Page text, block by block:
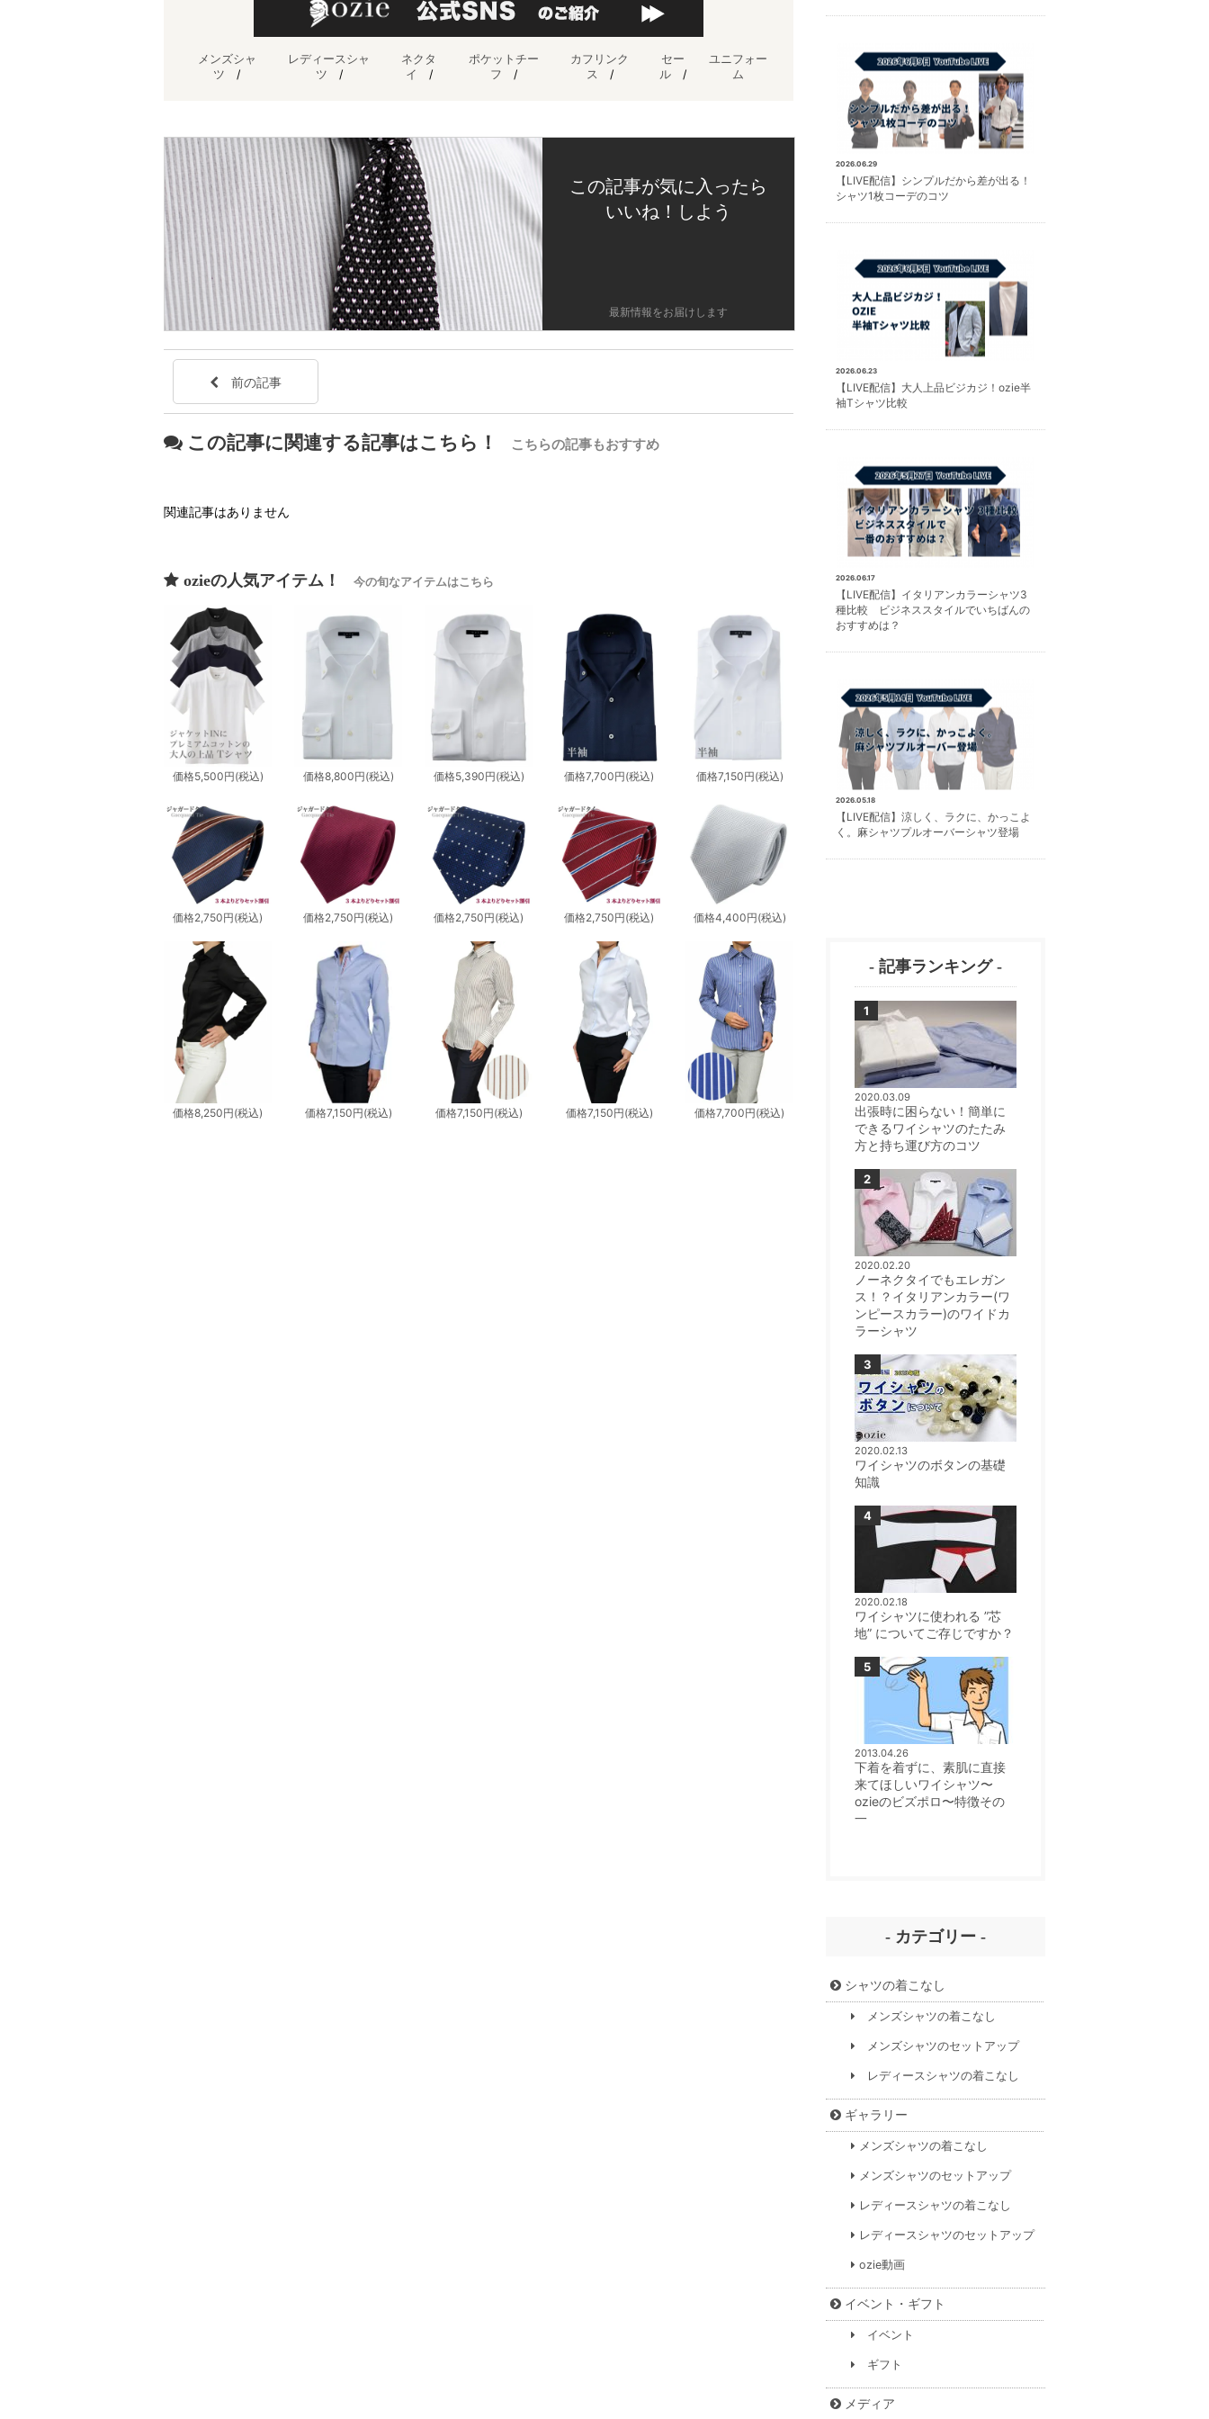
メンズシャ
ツ /
レディースシャ
ツ /
ネクタ
イ
/
ポケットチー
フ /
カフリンク
ス /
セー
ル/
ユニフォー
ム
この記事が気に入ったら
いいね！しよう
最新情報をお届けします
前の記事
この記事に関連する記事はこちら！ こちらの記事もおすすめ
関連記事はありません
ozieの人気アイテム！ 今の旬なアイテムはこちら
価格5,500円(税込) 価格8,800円(税込) 価格5,390円(税込) 価格7,700円(税込) 価格7,150円(税込)
価格2,750円(税込) 価格2,750円(税込) 価格2,750円(税込) 価格2,750円(税込) 価格4,400円(税込)
価格8,250円(税込) 価格7,150円(税込) 価格7,150円(税込) 価格7,150円(税込) 価格7,700円(税込)
2026.06.29
【LIVE配信】シンプルだから差が出る！
シャツ1枚コーデのコツ
2026.06.23
【LIVE配信】大人上品ビジカジ！ozie半
袖Tシャツ比較
2026.06.17
【LIVE配信】イタリアンカラーシャツ3
種比較 ビジネススタイルでいちばんの
おすすめは？
2026.05.18
【LIVE配信】涼しく、ラクに、かっこよ
く。麻シャツプルオーバーシャツ登場
- 記事ランキング -
2020.03.09
出張時に困らない！簡単に
できるワイシャツのたたみ
方と持ち運び方のコツ
2020.02.20
ノーネクタイでもエレガン
ス！？イタリアンカラー(ワ
ンピースカラー)のワイドカ
ラーシャツ
2020.02.13
ワイシャツのボタンの基礎
知識
2020.02.18
ワイシャツに使われる ”芯
地” についてご存じですか？
2013.04.26
下着を着ずに、素肌に直接
来てほしいワイシャツ〜
ozieのビズポロ〜特徴その
一
- カテゴリー -
シャツの着こなし
メンズシャツの着こなし
メンズシャツのセットアップ
レディースシャツの着こなし
ギャラリー
メンズシャツの着こなし
メンズシャツのセットアップ
レディースシャツの着こなし
レディースシャツのセットアップ
ozie動画
イベント・ギフト
イベント
ギフト
メディア